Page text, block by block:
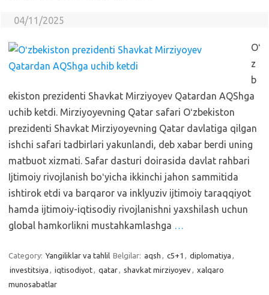
04/11/2025
Oʻ
z
b
ekiston prezidenti Shavkat Mirziyoyev Qatardan AQShga
uchib ketdi. Mirziyoyevning Qatar safari Oʻzbekiston
prezidenti Shavkat Mirziyoyevning Qatar davlatiga qilgan
ishchi safari tadbirlari yakunlandi, deb xabar berdi uning
matbuot xizmati. Safar dasturi doirasida davlat rahbari
Ijtimoiy rivojlanish boʻyicha ikkinchi jahon sammitida
ishtirok etdi va barqaror va inklyuziv ijtimoiy taraqqiyot
hamda ijtimoiy-iqtisodiy rivojlanishni yaxshilash uchun
global hamkorlikni mustahkamlashga …
Category: Yangiliklar va tahlil Belgilar: aqsh , c5+1 , diplomatiya ,
investitsiya , iqtisodiyot, qatar, shavkat mirziyoyev, xalqaro
munosabatlar